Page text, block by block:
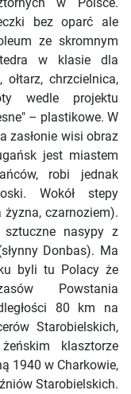
bez oparć ale
ze skromnym
w klasie dla
chrzcielnica,
wedle projektu
– plastikowe. W
zasłonie wisi obraz
jest miastem
robi jednak
Wokół stepy
czarnoziem).
nasypy z
Donbas). Ma
byli tu Polacy że
Powstania
80 km na
Starobielskich,
klasztorze
1940 w Charkowie,
Starobielskich.